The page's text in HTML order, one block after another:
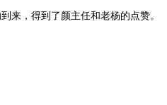
来，得到了颜主任和老杨的点赞。